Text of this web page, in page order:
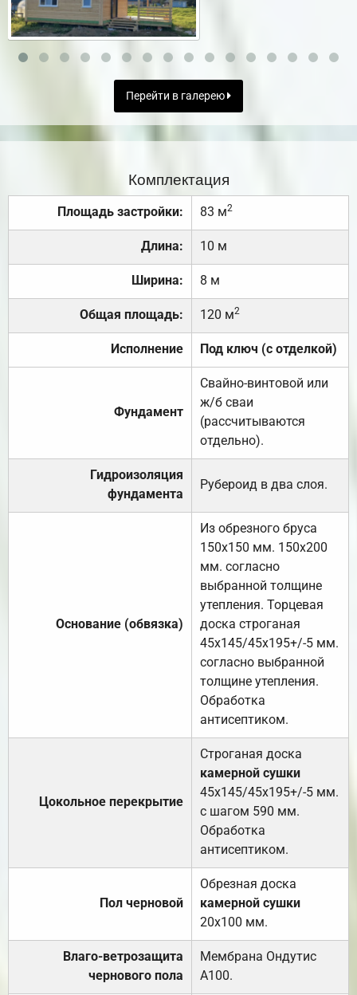
Перейти в галерею
Комплектация
Площадь застройки: 83 м2
Длина: 10 м
Ширина: 8 м
Общая площадь: 120 м2
Исполнение Под ключ (с отделкой)
Фундамент
Свайно-винтовой или
ж/б сваи
(рассчитываются
отдельно).
Гидроизоляция
фундамента
Рубероид в два слоя.
Основание (обвязка)
Из обрезного бруса
150х150 мм. 150х200
мм. согласно
выбранной толщине
утепления. Торцевая
доска строганая
45х145/45х195+/-5 мм.
согласно выбранной
толщине утепления.
Обработка
антисептиком.
Цокольное перекрытие
Строганая доска
камерной сушки
45х145/45х195+/-5 мм.
с шагом 590 мм.
Обработка
антисептиком.
Пол черновой
Обрезная доска
камерной сушки
20х100 мм.
Влаго-ветрозащита
чернового пола
Мембрана Ондутис
А100.